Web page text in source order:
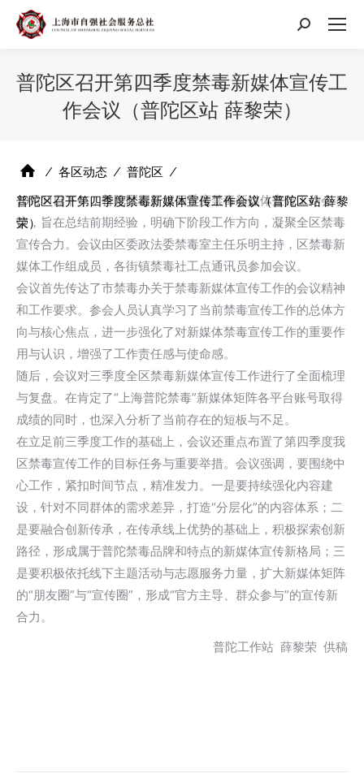
搜
普陀区召开第四季度禁毒新媒体宣传工
作会议（普陀区站 薛黎荣）
⁄ 各区动态 ⁄ 普陀区 ⁄
普陀区召开第四季度禁毒新媒体宣传工作会议（普陀区站 薛黎
荣）
10月11日下午，普陀区召开第四季度禁毒新媒体宣传工作会
议，旨在总结前期经验，明确下阶段工作方向，凝聚全区禁毒
宣传合力。会议由区委政法委禁毒室主任乐明主持，区禁毒新
媒体工作组成员，各街镇禁毒社工点通讯员参加会议。
会议首先传达了市禁毒办关于禁毒新媒体宣传工作的会议精神
和工作要求。参会人员认真学习了当前禁毒宣传工作的总体方
向与核心焦点，进一步强化了对新媒体禁毒宣传工作的重要作
用与认识，增强了工作责任感与使命感。
随后，会议对三季度全区禁毒新媒体宣传工作进行了全面梳理
与复盘。在肯定了“上海普陀禁毒”新媒体矩阵各平台账号取得
成绩的同时，也深入分析了当前存在的短板与不足。
在立足前三季度工作的基础上，会议还重点布置了第四季度我
区禁毒宣传工作的目标任务与重要举措。会议强调，要围绕中
心工作，紧扣时间节点，精准发力。一是要持续强化内容建
设，针对不同群体的需求差异，打造“分层化”的内容体系；二
是要融合创新传承，在传承线上优势的基础上，积极探索创新
路径，形成属于普陀禁毒品牌和特点的新媒体宣传新格局；三
是要积极依托线下主题活动与志愿服务力量，扩大新媒体矩阵
的“朋友圈”与“宣传圈”，形成“官方主导、群众参与”的宣传新
合力。
普陀工作站 薛黎荣 供稿